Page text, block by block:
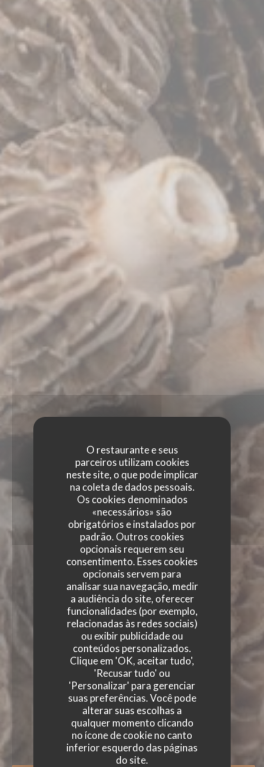
O restaurante e seus
parceiros utilizam cookies
neste site, o que pode implicar
na coleta de dados pessoais.
Os cookies denominados
«necessários» são
obrigatórios e instalados por
padrão. Outros cookies
opcionais requerem seu
consentimento. Esses cookies
opcionais servem para
analisar sua navegação, medir
a audiência do site, oferecer
funcionalidades (por exemplo,
relacionadas às redes sociais)
ou exibir publicidade ou
conteúdos personalizados.
Clique em 'OK, aceitar tudo',
'Recusar tudo' ou
'Personalizar' para gerenciar
suas preferências. Você pode
alterar suas escolhas a
qualquer momento clicando
no ícone de cookie no canto
inferior esquerdo das páginas
do site.
AUTOUR DE L’ÂTRE
|GRUSSE